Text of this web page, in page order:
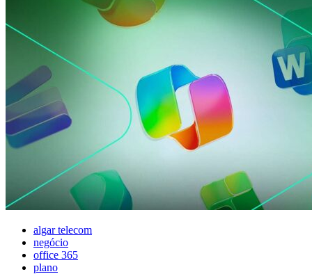
algar telecom
negócio
office 365
plano